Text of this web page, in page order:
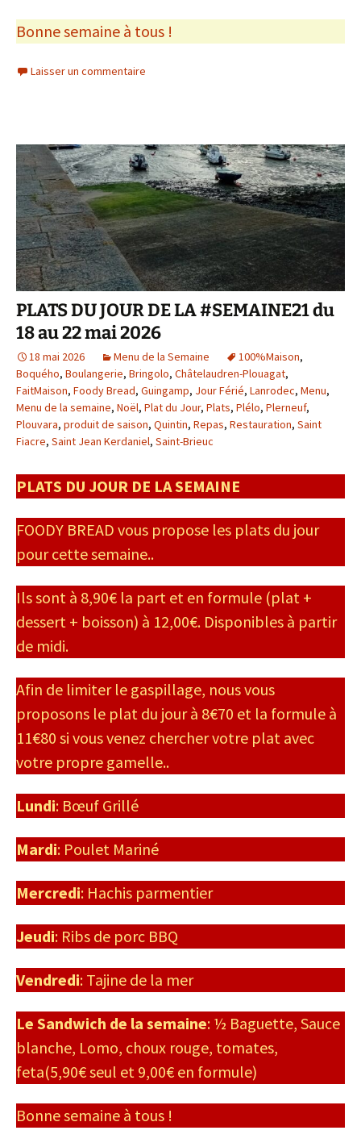
Bonne semaine à tous !
Laisser un commentaire
PLATS DU JOUR DE LA #SEMAINE21 du
18 au 22 mai 2026
18 mai 2026 Menu de la Semaine 100%Maison,
Boquého, Boulangerie, Bringolo, Châtelaudren-Plouagat,
FaitMaison, Foody Bread, Guingamp, Jour Férié, Lanrodec, Menu,
Menu de la semaine, Noël, Plat du Jour, Plats, Plélo, Plerneuf,
Plouvara, produit de saison, Quintin, Repas, Restauration, Saint
Fiacre, Saint Jean Kerdaniel, Saint-Brieuc
PLATS DU JOUR DE LA SEMAINE
FOODY BREAD vous propose les plats du jour
pour cette semaine..
Ils sont à 8,90€ la part et en formule (plat +
dessert + boisson) à 12,00€. Disponibles à partir
de midi.
Afin de limiter le gaspillage, nous vous
proposons le plat du jour à 8€70 et la formule à
11€80 si vous venez chercher votre plat avec
votre propre gamelle..
Lundi: Bœuf Grillé
Mardi: Poulet Mariné
Mercredi: Hachis parmentier
Jeudi: Ribs de porc BBQ
Vendredi: Tajine de la mer
Le Sandwich de la semaine: ½ Baguette, Sauce
blanche, Lomo, choux rouge, tomates,
feta(5,90€ seul et 9,00€ en formule)
Bonne semaine à tous !